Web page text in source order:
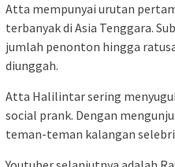
Atta mempunyai urutan
terbanyak di Asia Tenggara.
jumlah penonton hingga
diunggah.
Atta Halilintar sering
social prank. Dengan
teman-teman kalangan